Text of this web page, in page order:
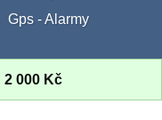
Gps - Alarmy
2 000 Kč